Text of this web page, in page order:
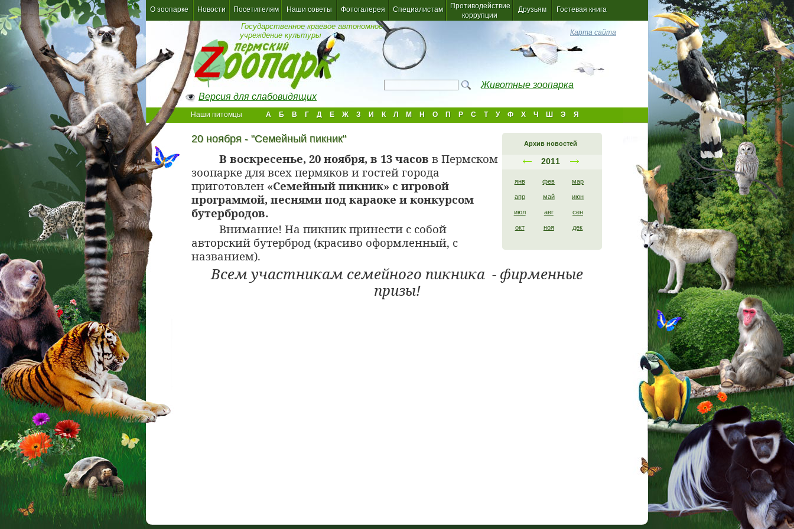
О зоопарке Новости Посетителям Наши советы Фотогалерея Специалистам
Противодействие
коррупции
Друзьям Гостевая книга
Государственное краевое автономное
учреждение культуры
Животные зоопарка
Карта сайта
Версия для слабовидящих
Наши питомцы А Б В Г Д Е Ж З И К Л М Н О П Р С Т У Ф Х Ч Ш Э Я
Архив новостей
2011
янв фев мар
апр май июн
июл авг сен
окт ноя дек
20 ноября - "Семейный пикник"
В воскресенье, 20 ноября, в 13 часов в Пермском
зоопарке для всех пермяков и гостей города
приготовлен «Семейный пикник» с игровой
программой, песнями под караоке и конкурсом
бутербродов.
Внимание! На пикник принести с собой
авторский бутерброд (красиво оформленный, с
названием).
Всем участникам семейного пикника - фирменные
призы!